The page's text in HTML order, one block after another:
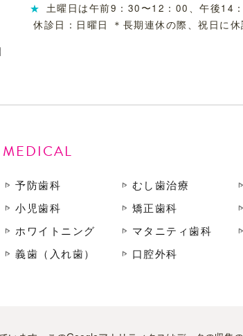
土曜日は午前9：30〜12：00、午後14
休診日：日曜日 ＊長期連休の際、祝日に休
MEDICAL
予防歯科 むし歯治療
小児歯科
矯正歯科
ホワイトニング
マタニティ歯科
義歯（入れ歯）
口腔外科